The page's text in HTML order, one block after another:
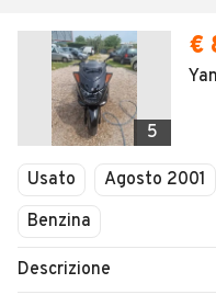
5
€
Usato Agosto 2001
Benzina
Descrizione